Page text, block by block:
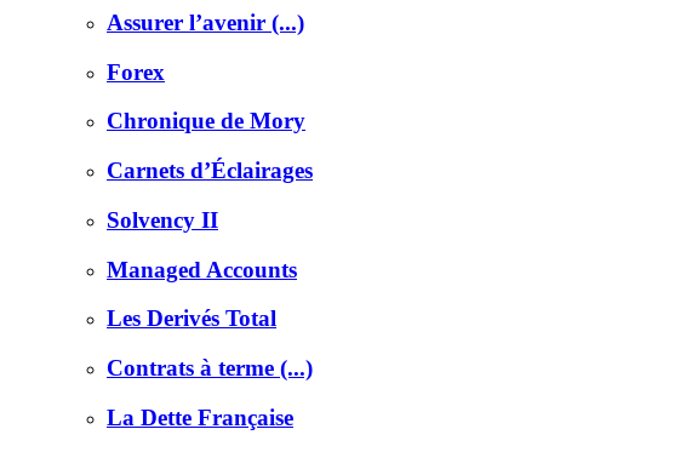
Assurer l’avenir (...)
Forex
Chronique de Mory
Carnets d’Éclairages
Solvency II
Managed Accounts
Les Derivés Total
Contrats à terme (...)
La Dette Française